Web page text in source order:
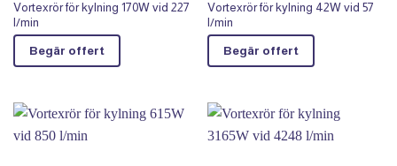
Vortexrör för kylning 170W vid 227
l/min
Begär offert
Vortexrör för kylning 42W vid 57
l/min
Begär offert